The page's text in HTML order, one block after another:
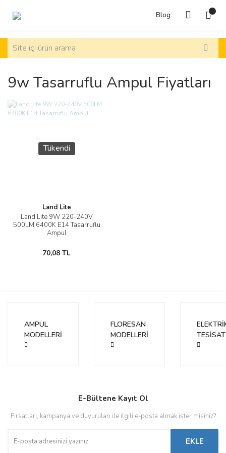
Blog
9w Tasarruflu Ampul Fiyatları
Tükendi
Land Lite
Land Lite 9W 220-240V
500LM 6400K E14 Tasarruflu
Ampul
70,08 TL
AMPUL
MODELLERİ
FLORESAN
MODELLERİ
TESİSAT
E-Bültene Kayıt Ol
Fırsatları, kampanya ve duyuruları ile ilgili e-posta almak ister misiniz?
EKLE